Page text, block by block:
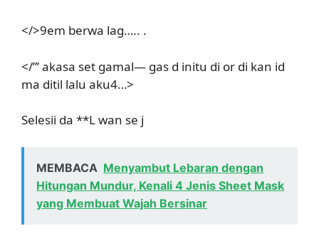
</>9em berwa lag….. .
</”’ akasa set gamal— gas d initu di or di kan id
ma ditil lalu aku4…>
Selesii da **L wan se j
MEMBACA Menyambut Lebaran dengan
Hitungan Mundur, Kenali 4 Jenis Sheet Mask
yang Membuat Wajah Bersinar